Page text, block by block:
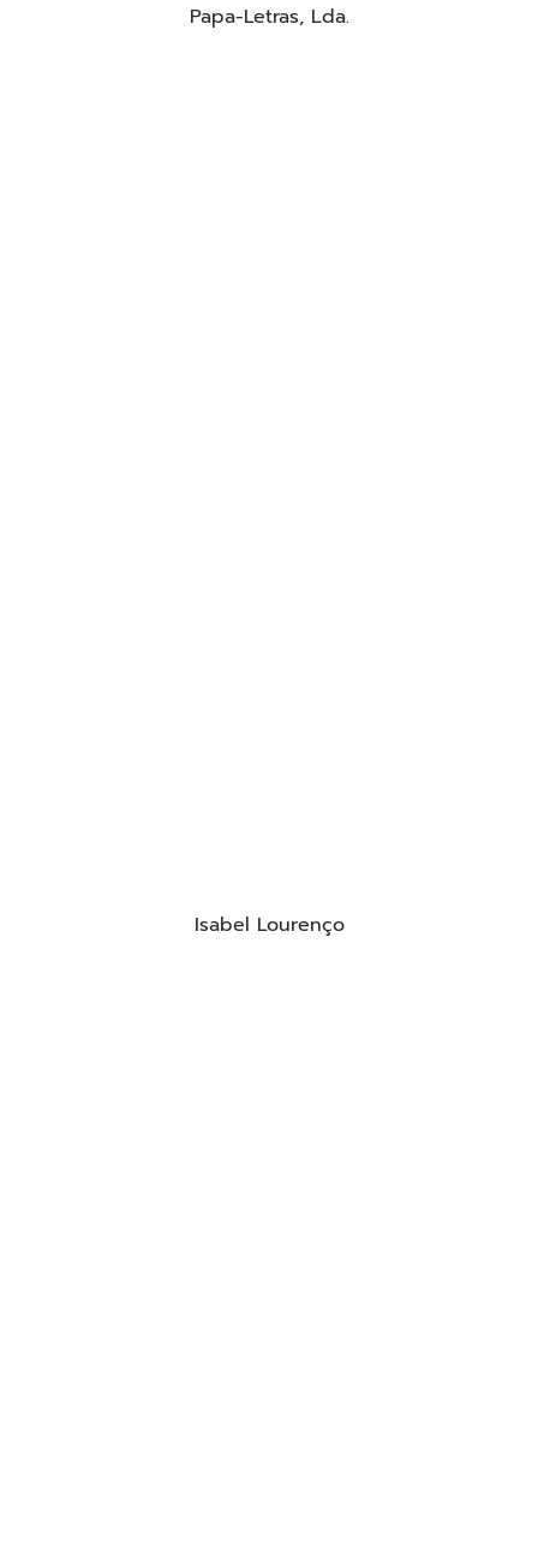
Papa-Letras, Lda.
Isabel Lourenço